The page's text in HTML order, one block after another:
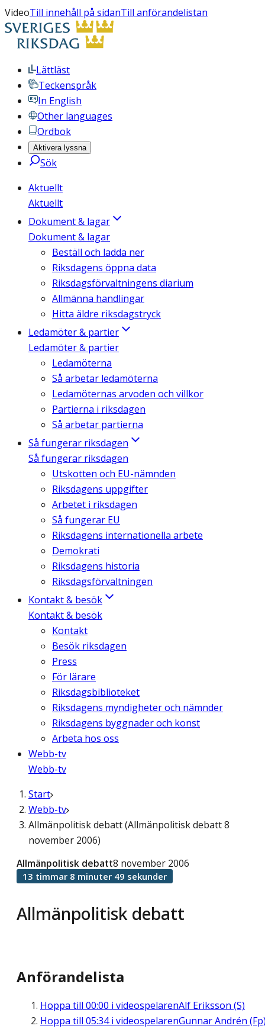
VideoTill innehåll på sidanTill anförandelistan
Lättläst
Teckenspråk
In English
Other languages
Ordbok
Aktivera lyssna
Sök
Aktuellt
Aktuellt
Dokument & lagar
Dokument & lagar
Beställ och ladda ner
Riksdagens öppna data
Riksdagsförvaltningens diarium
Allmänna handlingar
Hitta äldre riksdagstryck
Ledamöter & partier
Ledamöter & partier
Ledamöterna
Så arbetar ledamöterna
Ledamöternas arvoden och villkor
Partierna i riksdagen
Så arbetar partierna
Så fungerar riksdagen
Så fungerar riksdagen
Utskotten och EU-nämnden
Riksdagens uppgifter
Arbetet i riksdagen
Så fungerar EU
Riksdagens internationella arbete
Demokrati
Riksdagens historia
Riksdagsförvaltningen
Kontakt & besök
Kontakt & besök
Kontakt
Besök riksdagen
Press
För lärare
Riksdagsbiblioteket
Riksdagens myndigheter och nämnder
Riksdagens byggnader och konst
Arbeta hos oss
Webb-tv
Webb-tv
Start
Webb-tv
Allmänpolitisk debatt (Allmänpolitisk debatt 8
november 2006)
Allmänpolitisk debatt
Allmänpolitisk debatt8 november 2006
13 timmar 8 minuter 49 sekunder
Anförandelista
Hoppa till 00:00 i videospelarenAlf Eriksson (S)
Hoppa till 05:34i videospelarenGunnar Andrén